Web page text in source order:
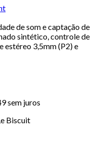
de som e captação de
sintético, controle de
estéreo 3,5mm (P2) e
sem juros
Biscuit